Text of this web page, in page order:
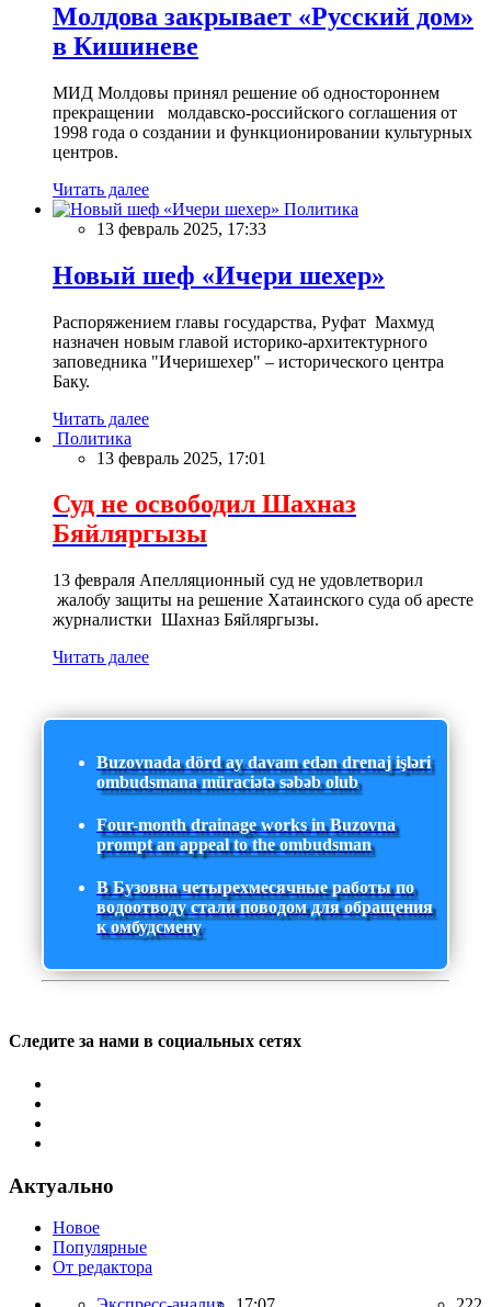
Молдова закрывает «Русский дом»
в Кишиневе
МИД Молдовы принял решение об одностороннем
прекращении молдавско-российского соглашения от
1998 года о создании и функционировании культурных
центров.
Читать далее
Политика
13 февраль 2025, 17:33
Новый шеф «Ичери шехер»
Распоряжением главы государства, Руфат Махмуд
назначен новым главой историко-архитектурного
заповедника "Ичеришехер" – исторического центра
Баку.
Читать далее
Политика
13 февраль 2025, 17:01
Суд не освободил Шахназ
Бяйляргызы
13 февраля Апелляционный суд не удовлетворил
жалобу защиты на решение Хатаинского суда об аресте
журналистки Шахназ Бяйляргызы.
Читать далее
Buzovnada dörd ay davam edən drenaj işləri
ombudsmana müraciətə səbəb olub
Four-month drainage works in Buzovna
prompt an appeal to the ombudsman
В Бузовна четырехмесячные работы по
водоотводу стали поводом для обращения
к омбудсмену
Следите за нами в социальных сетях
Актуально
Новое
Популярные
От редактора